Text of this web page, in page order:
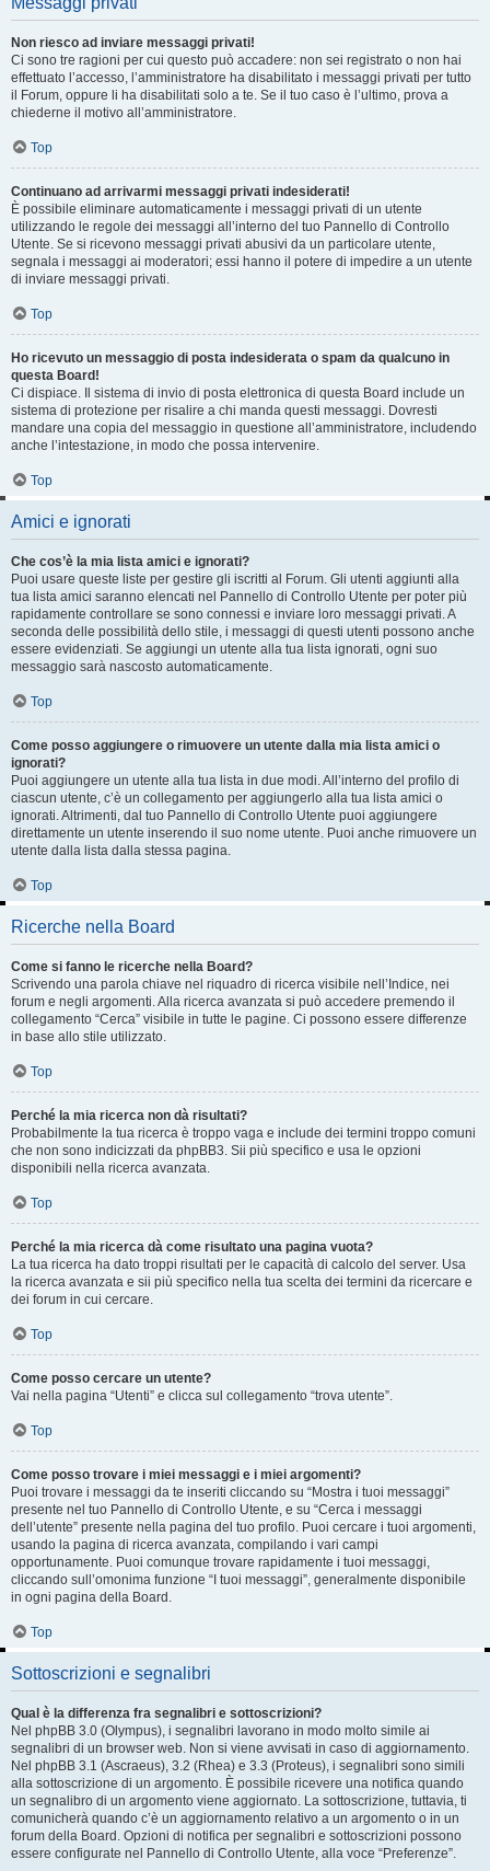
Non riesco ad inviare messaggi privati!
Ci sono tre ragioni per cui questo può accadere: non sei registrato o non hai
effettuato l’accesso, l’amministratore ha disabilitato i messaggi privati per tutto
il Forum, oppure li ha disabilitati solo a te. Se il tuo caso è l’ultimo, prova a
chiederne il motivo all’amministratore.
Top
Continuano ad arrivarmi messaggi privati indesiderati!
È possibile eliminare automaticamente i messaggi privati ​​di un utente
utilizzando le regole dei messaggi all’interno del tuo Pannello di Controllo
Utente. Se si ricevono messaggi privati ​​abusivi da un particolare utente,
segnala i messaggi ai moderatori; essi hanno il potere di impedire a un utente
di inviare messaggi privati​​.
Top
Ho ricevuto un messaggio di posta indesiderata o spam da qualcuno in
questa Board!
Ci dispiace. Il sistema di invio di posta elettronica di questa Board include un
sistema di protezione per risalire a chi manda questi messaggi. Dovresti
mandare una copia del messaggio in questione all’amministratore, includendo
anche l’intestazione, in modo che possa intervenire.
Top
Amici e ignorati
Che cos’è la mia lista amici e ignorati?
Puoi usare queste liste per gestire gli iscritti al Forum. Gli utenti aggiunti alla
tua lista amici saranno elencati nel Pannello di Controllo Utente per poter più
rapidamente controllare se sono connessi e inviare loro messaggi privati. A
seconda delle possibilità dello stile, i messaggi di questi utenti possono anche
essere evidenziati. Se aggiungi un utente alla tua lista ignorati, ogni suo
messaggio sarà nascosto automaticamente.
Top
Come posso aggiungere o rimuovere un utente dalla mia lista amici o
ignorati?
Puoi aggiungere un utente alla tua lista in due modi. All’interno del profilo di
ciascun utente, c’è un collegamento per aggiungerlo alla tua lista amici o
ignorati. Altrimenti, dal tuo Pannello di Controllo Utente puoi aggiungere
direttamente un utente inserendo il suo nome utente. Puoi anche rimuovere un
utente dalla lista dalla stessa pagina.
Top
Ricerche nella Board
Come si fanno le ricerche nella Board?
Scrivendo una parola chiave nel riquadro di ricerca visibile nell’Indice, nei
forum e negli argomenti. Alla ricerca avanzata si può accedere premendo il
collegamento “Cerca” visibile in tutte le pagine. Ci possono essere differenze
in base allo stile utilizzato.
Top
Perché la mia ricerca non dà risultati?
Probabilmente la tua ricerca è troppo vaga e include dei termini troppo comuni
che non sono indicizzati da phpBB3. Sii più specifico e usa le opzioni
disponibili nella ricerca avanzata.
Top
Perché la mia ricerca dà come risultato una pagina vuota?
La tua ricerca ha dato troppi risultati per le capacità di calcolo del server. Usa
la ricerca avanzata e sii più specifico nella tua scelta dei termini da ricercare e
dei forum in cui cercare.
Top
Come posso cercare un utente?
Vai nella pagina “Utenti” e clicca sul collegamento “trova utente”.
Top
Come posso trovare i miei messaggi e i miei argomenti?
Puoi trovare i messaggi da te inseriti cliccando su “Mostra i tuoi messaggi”
presente nel tuo Pannello di Controllo Utente, e su “Cerca i messaggi
dell’utente” presente nella pagina del tuo profilo. Puoi cercare i tuoi argomenti,
usando la pagina di ricerca avanzata, compilando i vari campi
opportunamente. Puoi comunque trovare rapidamente i tuoi messaggi,
cliccando sull’omonima funzione “I tuoi messaggi”, generalmente disponibile
in ogni pagina della Board.
Top
Sottoscrizioni e segnalibri
Qual è la differenza fra segnalibri e sottoscrizioni?
Nel phpBB 3.0 (Olympus), i segnalibri lavorano in modo molto simile ai
segnalibri di un browser web. Non si viene avvisati in caso di aggiornamento.
Nel phpBB 3.1 (Ascraeus), 3.2 (Rhea) e 3.3 (Proteus), i segnalibri sono simili
alla sottoscrizione di un argomento. È possibile ricevere una notifica quando
un segnalibro di un argomento viene aggiornato. La sottoscrizione, tuttavia, ti
comunicherà quando c’è un aggiornamento relativo a un argomento o in un
forum della Board. Opzioni di notifica per segnalibri e sottoscrizioni possono
essere configurate nel Pannello di Controllo Utente, alla voce “Preferenze”.